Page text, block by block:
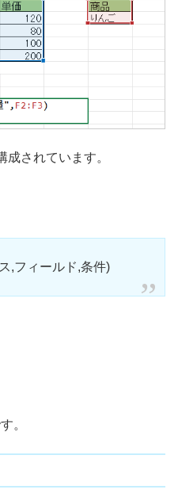
されています。
,フィールド,条件)
。